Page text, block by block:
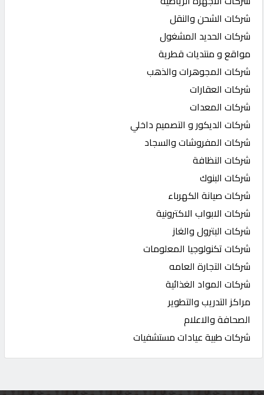
شركات الشحن والنقل
شركات الحديد المشغول
مواقع و منتديات قطرية
شركات المجوهرات والذهب
شركات العقارات
شركات المعدات
شركات الديكور و التصميم داخلي
شركات المفروشات والسجاد
شركات النظافة
شركات البنوك
شركات صيانة الكهرباء
شركات الابواب الاكترونية
شركات البترول والغاز
شركات تكنولوجيا المعلومات
شركات التجارة العامه
شركات المواد الغذائية
مراكز التدريب والتطوير
الصحافة والاعلام
شركات طبية عيادات مستشفيات